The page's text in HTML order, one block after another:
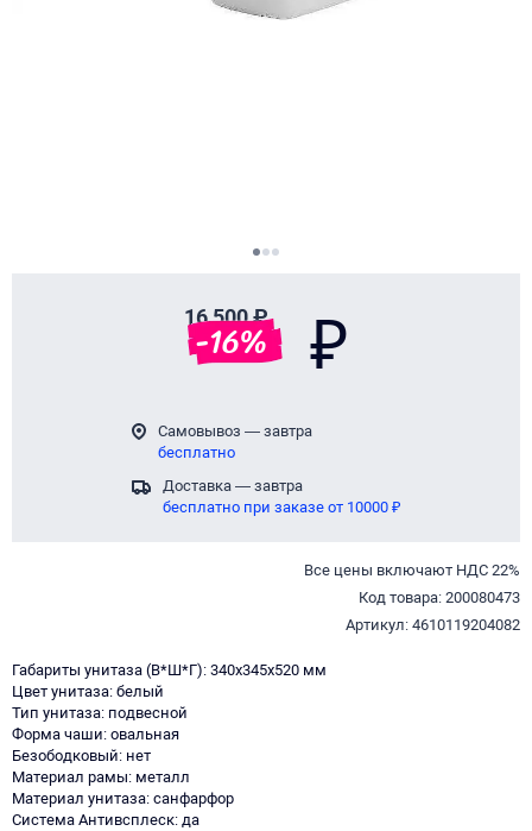
16 500 ₽
-16% ₽
Самовывоз — завтра
бесплатно
Доставка — завтра
бесплатно при заказе от 10000 ₽
Все цены включают НДС 22%
Код товара: 200080473
Артикул: 4610119204082
Габариты унитаза (В*Ш*Г): 340х345х520 мм
Цвет унитаза: белый
Тип унитаза: подвесной
Форма чаши: овальная
Безободковый: нет
Материал рамы: металл
Материал унитаза: санфарфор
Система Антивсплеск: да